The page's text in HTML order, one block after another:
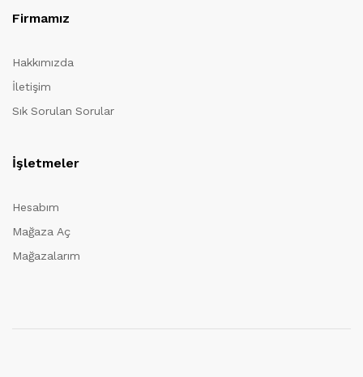
Firmamız
Hakkımızda
İletişim
Sık Sorulan Sorular
İşletmeler
Hesabım
Mağaza Aç
Mağazalarım